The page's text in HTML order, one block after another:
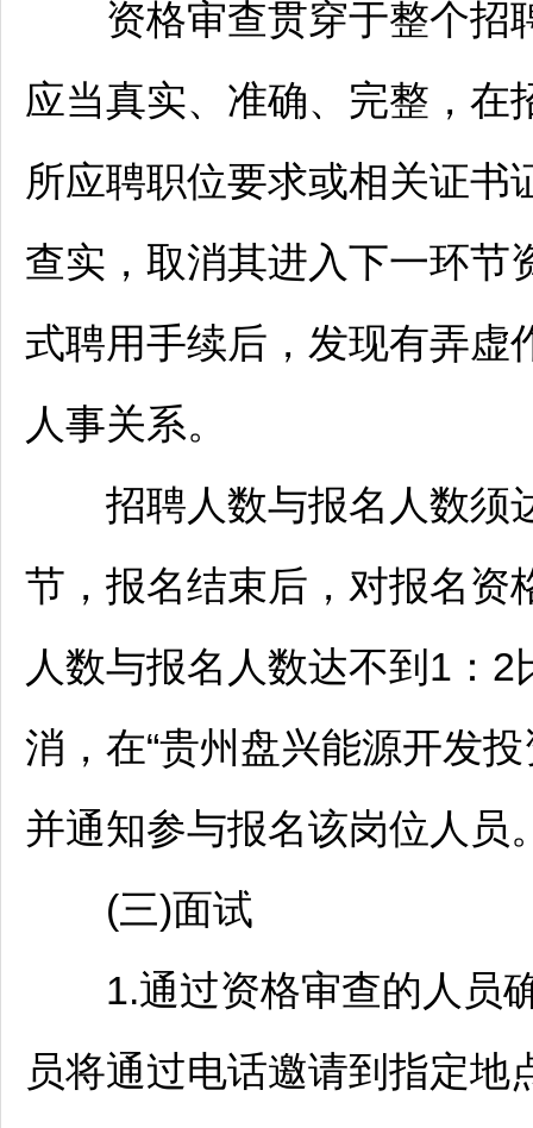
资格审查贯穿于整个招
应当真实、准确、完整，在
所应聘职位要求或相关证书
查实，取消其进入下一环节
式聘用手续后，发现有弄虚
人事关系。
招聘人数与报名人数须
节，报名结束后，对报名资
人数与报名人数达不到1：
消，在“贵州盘兴能源开发
并通知参与报名该岗位人员
(三)面试
1.通过资格审查的人员确
员将通过电话邀请到指定地